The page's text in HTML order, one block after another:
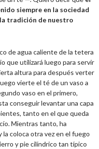
siempre en la sociedad
tradición de nuestro
de agua caliente de la tetera
que utilizará luego para servir
altura para después verter
vierte el té de un vaso a
vaso en el primero,
conseguir levantar una capa
tanto en el que queda
Mientras tanto, ha
coloca otra vez en el fuego
y pie cilíndrico tan típico